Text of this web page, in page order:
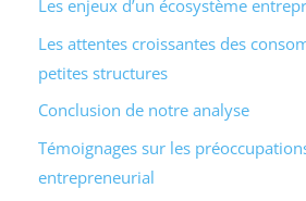
Les enjeux d’un écosystème
Les attentes croissantes des
petites structures
Conclusion de notre analyse
Témoignages sur les
entrepreneurial